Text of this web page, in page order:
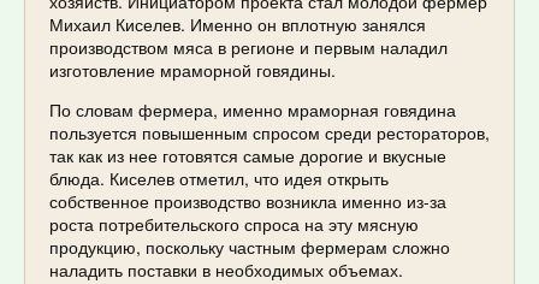
Михаил Киселев. Именно он вплотную занялся
производством мяса в регионе и первым наладил
изготовление мраморной говядины.
По словам фермера, именно мраморная говядина
пользуется повышенным спросом среди рестораторов,
так как из нее готовятся самые дорогие и вкусные
блюда. Киселев отметил, что идея открыть
собственное производство возникла именно из-за
роста потребительского спроса на эту мясную
продукцию, поскольку частным фермерам сложно
наладить поставки в необходимых объемах.